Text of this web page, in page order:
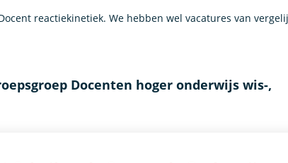
reactiekinetiek. We hebben wel vacatures van
Docenten hoger onderwijs wis-,